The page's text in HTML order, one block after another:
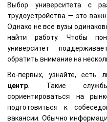
Выбор университета с
трудоустройства — это
Однако не все вузы
найти работу. Чтобы
университет
обратить внимание на
Во-первых, узнайте, есть
центр . Такие
сориентироваться на
подготовиться к
вакансии. Обычно